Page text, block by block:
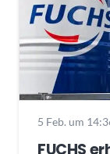
5 Feb. um
FUCHS